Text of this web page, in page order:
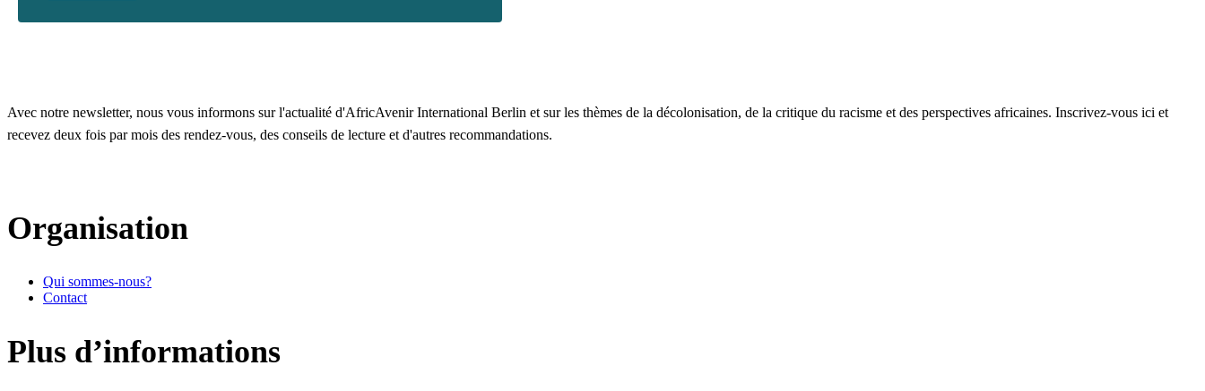
Avec notre newsletter, nous vous informons sur l'actualité d'AfricAvenir International Berlin et sur les thèmes de la décolonisation, de la critique du racisme et des perspectives africaines. Inscrivez-vous ici et
recevez deux fois par mois des rendez-vous, des conseils de lecture et d'autres recommandations.
Organisation
Qui sommes-nous?
Contact
Plus d’informations